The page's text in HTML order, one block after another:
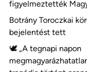
figyelmeztették
Botrány Toroczkai
bejelentést tett
🕊️ „A tegnapi napon